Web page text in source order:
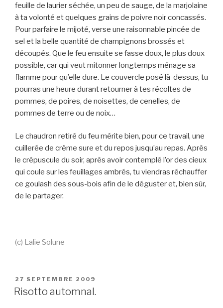
feuille de laurier séchée, un peu de sauge, de la marjolaine
à ta volonté et quelques grains de poivre noir concassés.
Pour parfaire le mijoté, verse une raisonnable pincée de
sel et la belle quantité de champignons brossés et
découpés. Que le feu ensuite se fasse doux, le plus doux
possible, car qui veut mitonner longtemps ménage sa
flamme pour qu’elle dure. Le couvercle posé là-dessus, tu
pourras une heure durant retourner à tes récoltes de
pommes, de poires, de noisettes, de cenelles, de
pommes de terre ou de noix…
Le chaudron retiré du feu mérite bien, pour ce travail, une
cuillerée de crème sure et du repos jusqu’au repas. Après
le crépuscule du soir, après avoir contemplé l’or des cieux
qui coule sur les feuillages ambrés, tu viendras réchauffer
ce goulash des sous-bois afin de le déguster et, bien sûr,
de le partager.
(c) Lalie Solune
PUBLIÉ
LE
27 SEPTEMBRE 2009
Risotto automnal.